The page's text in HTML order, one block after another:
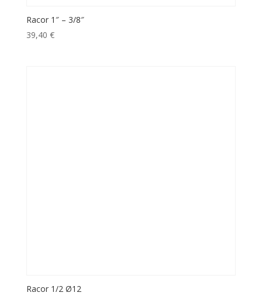
Racor 1″ – 3/8″
39,40 €
Racor 1/2 Ø12